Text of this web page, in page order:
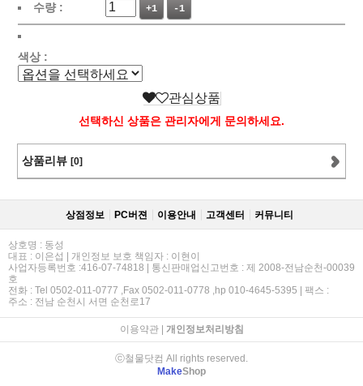
수량 :
+1 -1
색상 :
관심상품
선택하신 상품은 관리자에게 문의하세요.
상품리뷰 [0]
상점정보 PC버젼 이용안내 고객센터 커뮤니티
상호명 : 동성
대표 : 이은섭 | 개인정보 보호 책임자 : 이현이
사업자등록번호 :416-07-74818 | 통신판매업신고번호 : 제 2008-전남순천-00039
호
전화 : Tel 0502-011-0777 ,Fax 0502-011-0778 ,hp 010-4645-5395 | 팩스 :
주소 : 전남 순천시 서면 순천로17
이용약관| 개인정보처리방침
ⓒ철물닷컴 All rights reserved.
MakeShop